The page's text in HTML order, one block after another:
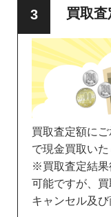
買取
買取査定額に
で現金買取いた
※買取査定結果
可能ですが、
キャンセル及び